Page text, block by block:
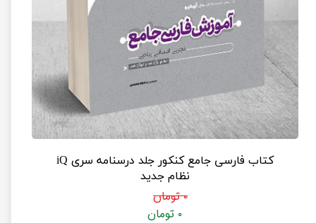
کتاب فارسی جامع کنکور جلد درسنامه سری iQ
نظام جدید
۰ تومان
۰ تومان